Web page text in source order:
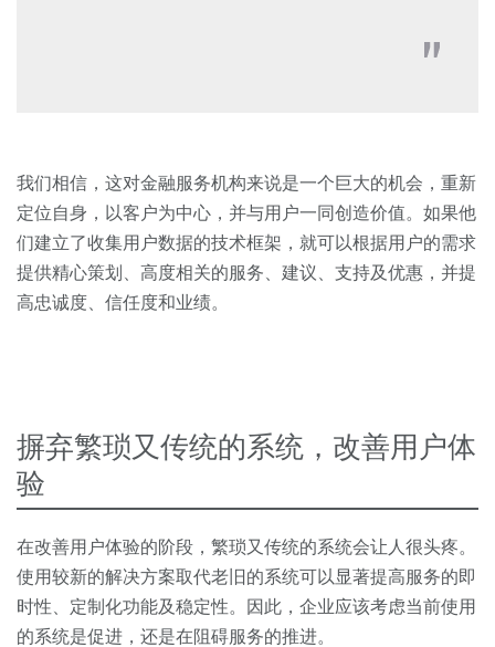
我们相信，这对金融服务机构来说是一个巨大的机会，重新
定位自身，以客户为中心，并与用户一同创造价值。如果他
们建立了收集用户数据的技术框架，就可以根据用户的需求
提供精心策划、高度相关的服务、建议、支持及优惠，并提
高忠诚度、信任度和业绩。
摒弃繁琐又传统的系统，改善用户体
验
在改善用户体验的阶段，繁琐又传统的系统会让人很头疼。
使用较新的解决方案取代老旧的系统可以显著提高服务的即
时性、定制化功能及稳定性。因此，企业应该考虑当前使用
的系统是促进，还是在阻碍服务的推进。